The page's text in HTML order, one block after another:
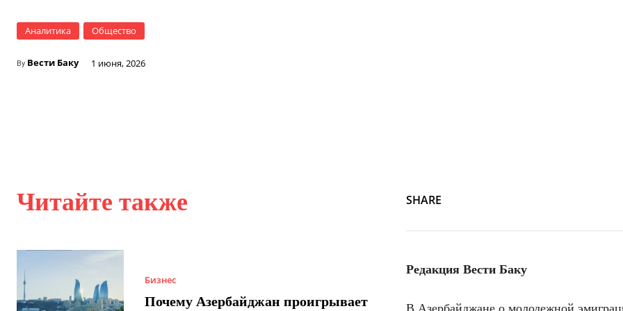
Аналитика Общество
By Вести Баку 1 июня, 2026
Читайте также
Бизнес
Почему Азербайджан проигрывает
SHARE
Редакция Вести Баку
В Азербайджане о молодежной